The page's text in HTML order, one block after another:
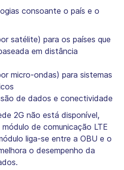
consoante o país e o
satélite) para os países que
em distância
micro-ondas) para sistemas
de dados e conectividade
2G não está disponível,
de comunicação LTE
liga-se entre a OBU e o
o desempenho da